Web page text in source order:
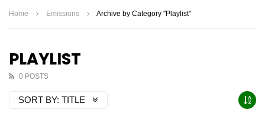
Home Emissions Archive by Category "Playlist"
PLAYLIST
0 POSTS
SORT BY: TITLE